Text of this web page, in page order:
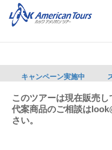
キャンペーン実施中
このツアーは現在販売し
代案商品のご相談は
さい。